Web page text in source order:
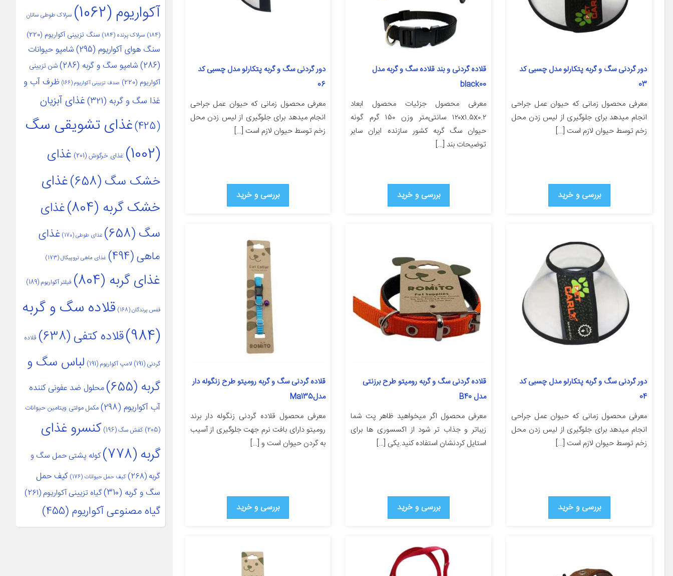
دور گردنی سگ و گربه پتکارلو مدل چسبی کد
03
معرفی محصول زمانی که حیوان عمل جراحی
انجام میدهد برای جلوگیری از لیس زدن محل
زخم توسط حیوان لازم است […]
بررسی و خرید
قلاده گردنی و بند قلاده سگ و گربه مدل
black00
معرفی محصول جزئیات محصول ابعاد
۱۲۰x۱.۵x۰.۲ سانتی‌متر وزن ۱۵۰ گرم گونه
حیوان سگ گربه کشور سازنده ایران سایر
توضیحات بند […]
بررسی و خرید
دور گردنی سگ و گربه پتکارلو مدل چسبی کد
06
معرفی محصول زمانی که حیوان عمل جراحی
انجام میدهد برای جلوگیری از لیس زدن محل
زخم توسط حیوان لازم است […]
بررسی و خرید
دور گردنی سگ و گربه پتکارلو مدل چسبی کد
04
معرفی محصول زمانی که حیوان عمل جراحی
انجام میدهد برای جلوگیری از لیس زدن محل
زخم توسط حیوان لازم است […]
بررسی و خرید
قلاده گردنی سگ و گربه رومیتو طرح برزنتی
مدل B40
معرفی محصول اگر میخواهید ظاهر پت شما
زیباتر و جذاب تر شود از اکسسوری ها برای
استایل کردنشان استفاده کنید.یکی […]
بررسی و خرید
قلاده گردنی سگ و گربه روميتو طرح زنگوله دار
مدلMa135
معرفی محصول قلاده گردنی زنگوله دار برند
رومیتو دارای بافت نرم جهت جلوگیری از آسیب
به گردن حیوان است و […]
بررسی و خرید
آکواریوم (1062) سرلاک طوطی سانان
(184) سرلاک پرنده (184) سنگ تزیینی آکواریوم (220)
سنگ هوای آکواریوم (295)
شامپو حیوانات
(286)
شامپو سگ و گربه (286)
شن تزیینی
آکواریوم (220) صدف تزیینی آکواریوم(166)
ظرف آب و
غذا سگ و گربه (321)
غذای آبزیان
(425)
غذای تشویقی سگ
(1002)
غذای خرگوش(201)
غذای
خشک سگ(658)
غذای
خشک گربه (804)
غذای
سگ(658) غذای طوطی(170)
غذای
ماهی(494) غذای ماهی تروپیکال(173)
غذای گربه (804) فیلتر آکواریوم (189)
قفس پرندگان(168)
قلاده سگ و گربه
(984)
قلاده کتفی (638) قلاده
گردنی (191) لامپ آکواریوم (191)
لباس سگ و
گربه (655)
محلول ضد عفونی کننده
آب آکواریوم (298) مکمل مولتی ویتامین حیوانات
(205) کفش سگ(196)
کنسرو غذای
گربه (778)
کوله پشتی حمل سگ و
گربه (268) کیف حمل حیوانات (176)
کیف حمل
سگ و گربه (310) گیاه تزیینی آکواریوم(261)
گیاه مصنوعی آکواریوم (455)